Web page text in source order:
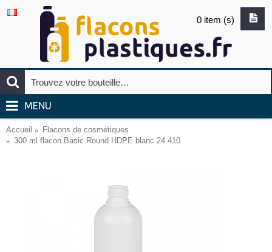
0 item (s)
MENU
Accueil
Flacons de cosmétiques
300 ml flacon Basic Round HDPE blanc 24.410